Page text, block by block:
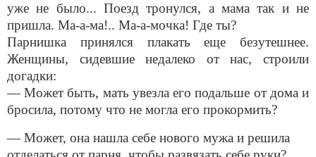
уже не было... Поезд тронулся, а мама так и не
пришла. Ма-а-ма!.. Ма-а-мочка! Где ты?
Парнишка принялся плакать еще безутешнее.
Женщины, сидевшие недалеко от нас, строили
догадки:
— Может быть, мать увезла его подальше от дома и
бросила, потому что не могла его прокормить?
— Может, она нашла себе нового мужа и решила